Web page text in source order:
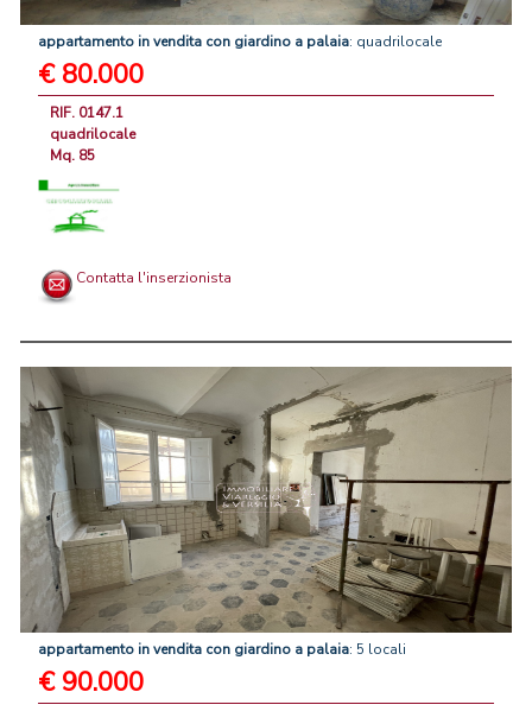
appartamento invendita con giardino a palaia: quadrilocale
€ 80.000
RIF. 0147.1
quadrilocale
Mq. 85
Contatta l'inserzionista
appartamento invendita con giardino a palaia: 5 locali
€ 90.000